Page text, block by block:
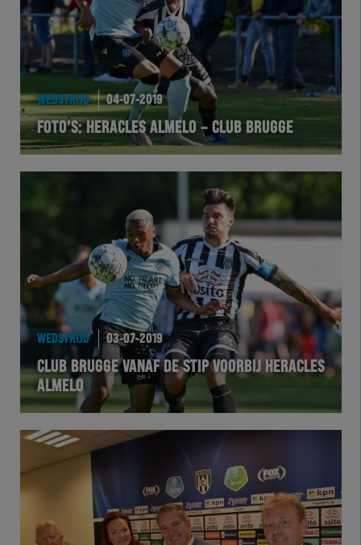
Futsal
eSports
Academie
WEDSTRIJD 04-07-2019
FOTO’S: HERACLES ALMELO – CLUB BRUGGE
WEDSTRIJD 03-07-2019
CLUB BRUGGE VANAF DE STIP VOORBIJ HERACLES
ALMELO